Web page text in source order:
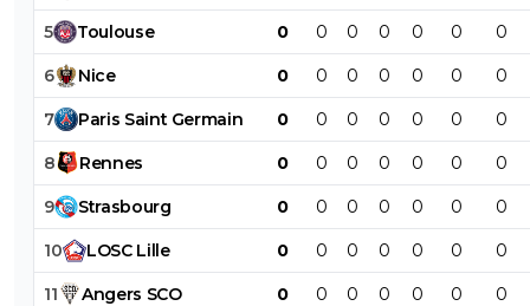
5 Toulouse 0 0 0 0 0 0 0
6 Nice 0 0 0 0 0 0 0
7 Paris Saint Germain 0 0 0 0 0 0 0
8 Rennes 0 0 0 0 0 0 0
9 Strasbourg 0 0 0 0 0 0 0
10 LOSC Lille 0 0 0 0 0 0 0
11 Angers SCO 0 0 0 0 0 0 0